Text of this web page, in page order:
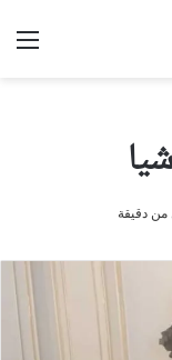
من دقيقة